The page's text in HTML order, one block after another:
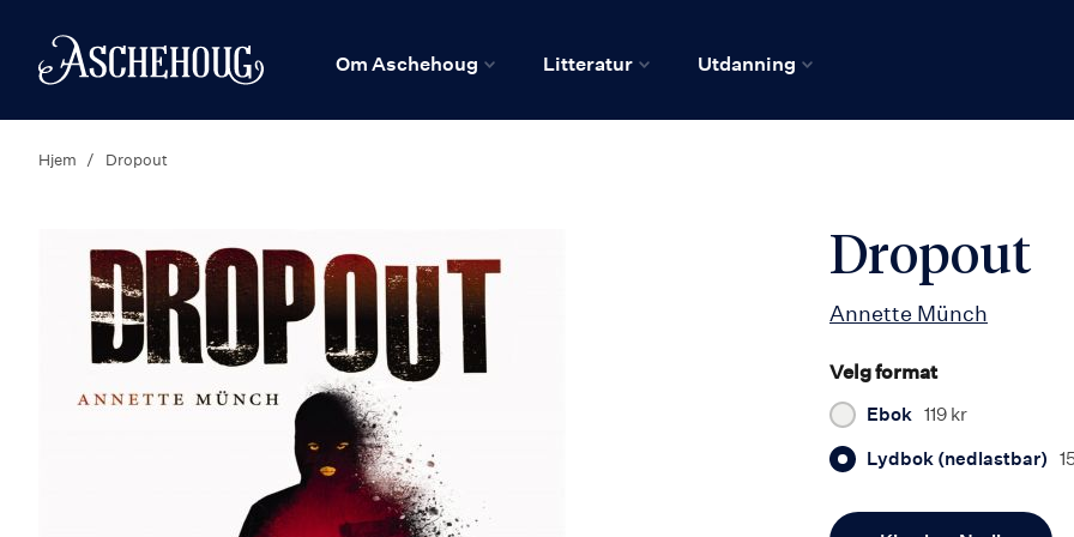
Hjem
Om Aschehoug Litteratur Utdanning
Hjem Dropout
Dropout
Annette Münch
Velg format
Ebok 119 kr
Lydbok (nedlastbar)